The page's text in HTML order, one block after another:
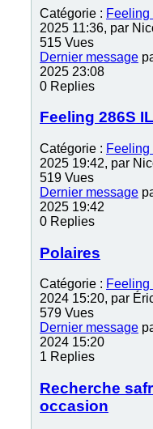
Catégorie : Feeling
2025 11:36, par
515 Vues
Dernier message
2025 23:08
0 Replies
Feeling 286S
Catégorie : Feeling
2025 19:42, par
519 Vues
Dernier message
2025 19:42
0 Replies
Polaires
Catégorie : Feeling
2024 15:20, par
579 Vues
Dernier message
2024 15:20
1 Replies
Recherche
occasion